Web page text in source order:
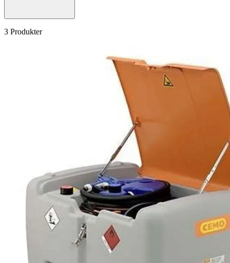
3 Produkter